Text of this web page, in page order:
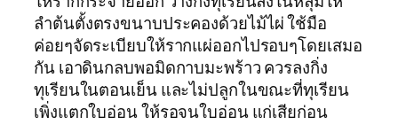
ลำต้นตั้งตรงขนาบประคองด้วยไม้ไผ่ ใช้มือ
ค่อยๆจัดระเบียบให้รากแผ่ออกไปรอบๆโดยเสมอ
กัน เอาดินกลบพอมิดกาบมะพร้าว ควรลงกิ่ง
ทุเรียนในตอนเย็น และไม่ปลูกในขณะที่ทุเรียน
เพิ่งแตกใบอ่อน ให้รอจนใบอ่อน แก่เสียก่อน